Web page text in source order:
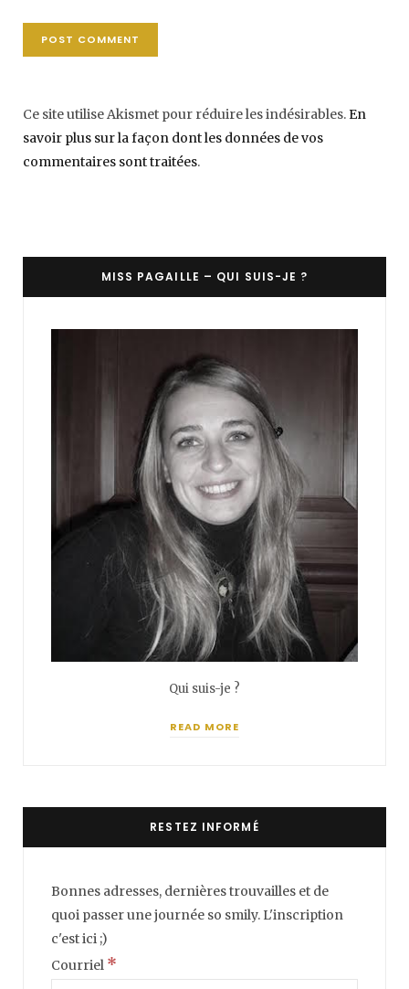
Ce site utilise Akismet pour réduire les indésirables.En
savoir plus sur la façon dont les données de vos
commentaires sont traitées.
MISS PAGAILLE – QUI SUIS-JE ?
Qui suis-je ?
READ MORE
RESTEZ INFORMÉ
Bonnes adresses, dernières trouvailles et de
quoi passer une journée so smily. L'inscription
c'est ici ;)
Courriel *